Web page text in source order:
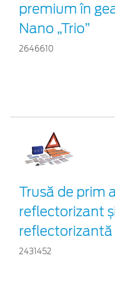
premium în
Nano „Trio”
2646610
Trusă de prim
reflectorizant
reflectorizantă
2431452